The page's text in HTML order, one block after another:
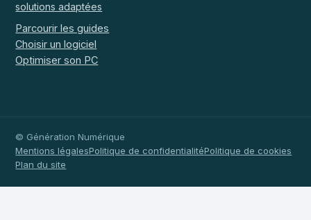
solutions adaptées
Parcourir les guides
Choisir un logiciel
Optimiser son PC
© Génération Numérique
Mentions légalesPolitique de confidentialitéPolitique de cookies
Plan du site